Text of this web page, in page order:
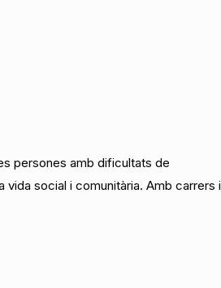
persones amb dificultats de
social i comunitària. Amb carrers i